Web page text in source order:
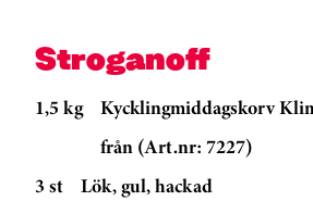
Stroganoff
1,5 kg
Kycklingmiddagskorv
från (Art.nr: 7227)
3 st
Lök, gul, hackad